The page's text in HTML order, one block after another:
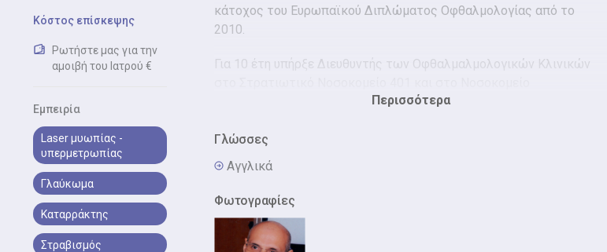
Κόστος επίσκεψης
Ρωτήστε μας για την
αμοιβή του Ιατρού €
Εμπειρία
Laser μυωπίας -
υπερμετρωπίας
Γλαύκωμα
Καταρράκτης
Στραβισμός
κάτοχος του Ευρωπαϊκού Διπλώματος Οφθαλμολογίας από το
2010.
Για 10 έτη υπήρξε Διευθυντής των Οφθαλμαλμολογικών Κλινικών
Αποστράτων 417 ΝΙΜΤΣ κι έχει μεγάλη εμπειρία κι εξειδίκευση στην
ημερίδες και αριθμεί πολλές δημοσιεύσεις σε περιοδικά του
εξωτερικού και του εσωτερικού.
Περισσότερα
Γλώσσες
Αγγλικά
Φωτογραφίες